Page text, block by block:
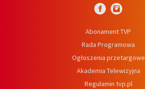
Abonament TVP
Rada Programowa
Ogłoszenia przetargowe
Akademia Telewizyjna
Regulamin tvp.pl